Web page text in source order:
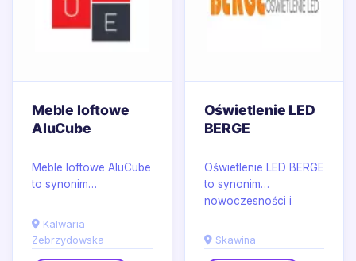
Meble loftowe
AluCube
Meble loftowe AluCube
to synonim
designu, który czerpie
inspirację z
industrialnego...
Kalwaria
Zebrzydowska
Oświetlenie LED
BERGE
Oświetlenie LED BERGE
to synonim
nowoczesności i
oferujący szeroką
gamę rozwiązań...
Skawina